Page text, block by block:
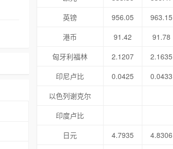
英镑
956.05 963.15
港币
91.42 91.78
匈牙利福林
2.1207 2.1635
印尼卢比
0.0425 0.0433
以色列谢克尔
印度卢比
日元
4.7935 4.8306